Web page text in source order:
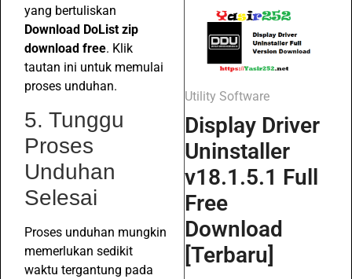
yang bertuliskan
Download DoList zip
download free. Klik
tautan ini untuk memulai
proses unduhan.
5. Tunggu
Proses
Unduhan
Selesai
Proses unduhan mungkin
memerlukan sedikit
waktu tergantung pada
Utility Software
Display Driver
Uninstaller
v18.1.5.1 Full
Free
Download
[Terbaru]